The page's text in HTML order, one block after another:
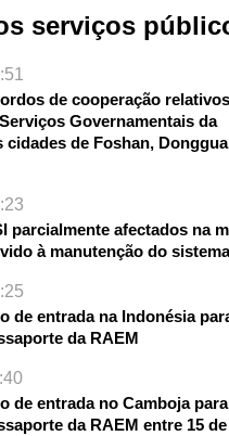
serviços
de cooperação
Governamentais da
cidades de Foshan,
parcialmente afectados na
à manutenção do sistema
de entrada na Indonésia
da RAEM
de entrada no Camboja
da RAEM entre 15 de